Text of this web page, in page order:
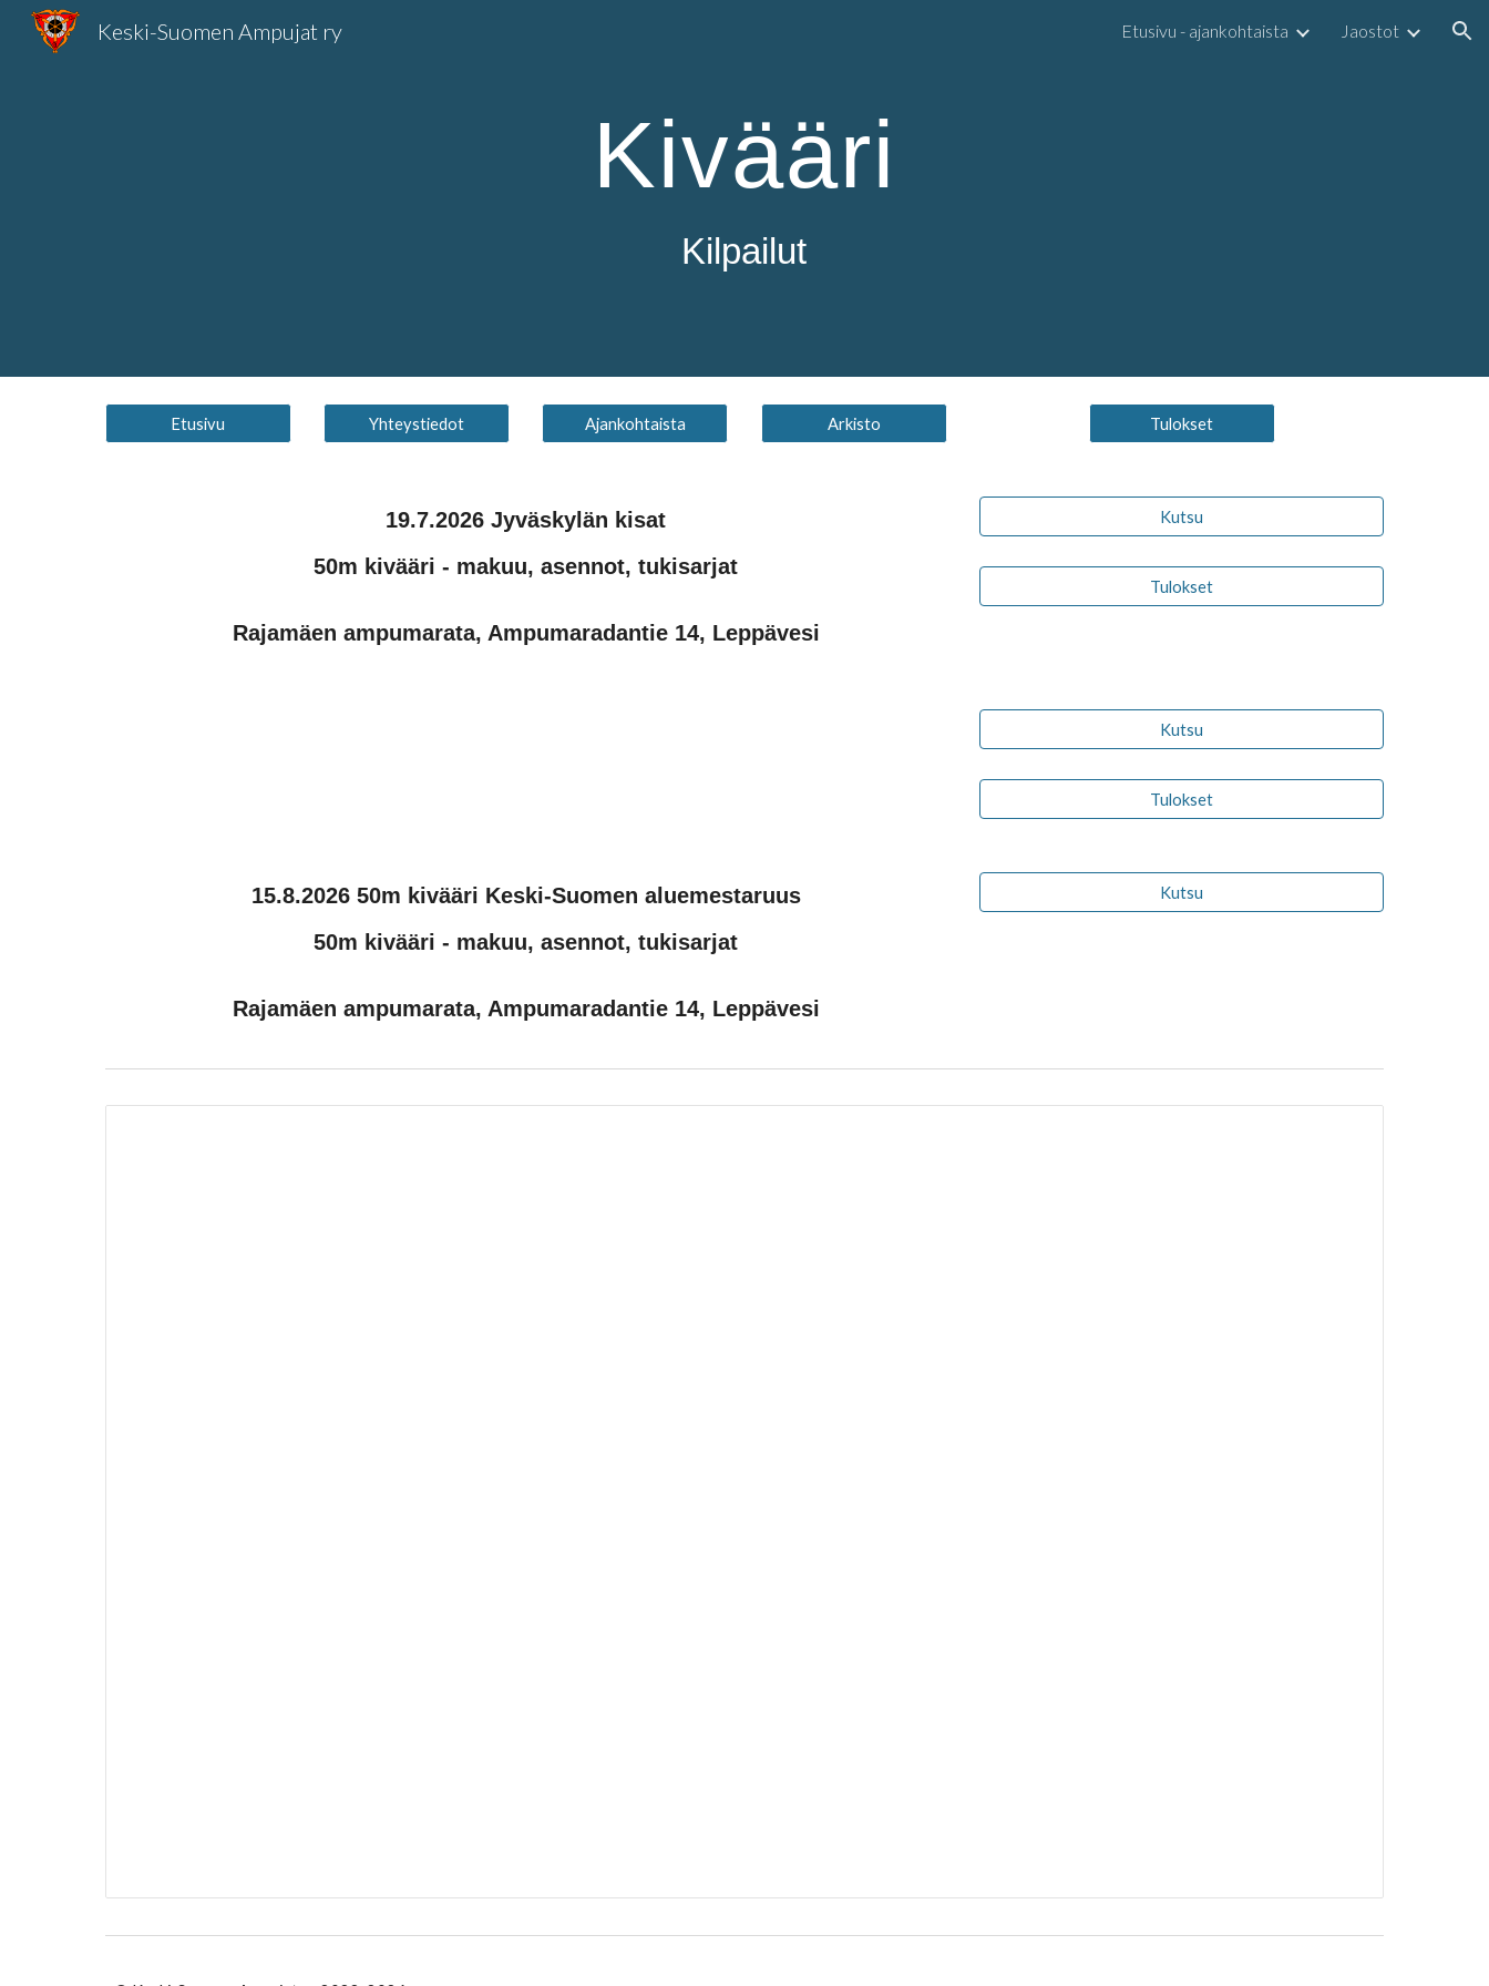
Keski-Suomen Ampujat ry Etusivu - ajankohtaista Jaostot
Kivääri
Kilpailut
Etusivu Yhteystiedot Ajankohtaista Arkisto Tulokset
19.7.2026 Jyväskylän kisat
50m kivääri - makuu, asennot, tukisarjat
Rajamäen ampumarata, Ampumaradantie 14, Leppävesi
Kutsu
Tulokset
Kutsu
Tulokset
15.8.2026 50m kivääri Keski-Suomen aluemestaruus
50m kivääri - makuu, asennot, tukisarjat
Rajamäen ampumarata, Ampumaradantie 14, Leppävesi
Kutsu